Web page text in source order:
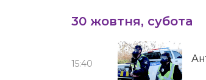
30 жовтня, субота
15:40